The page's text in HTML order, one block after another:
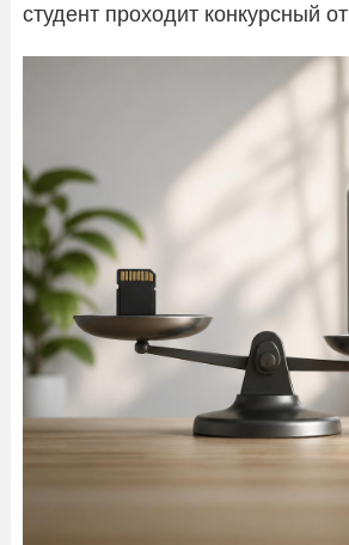
студент проходит конкурсный